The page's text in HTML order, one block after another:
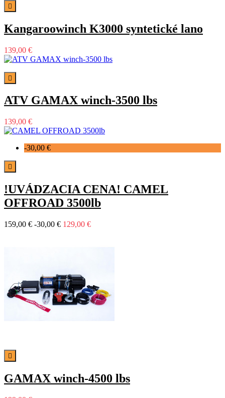

Kangaroowinch K3000 syntetické lano
139,00 €

ATV GAMAX winch-3500 lbs
139,00 €
-30,00 €

!UVÁDZACIA CENA! CAMEL
OFFROAD 3500lb
159,00 € -30,00 € 129,00 €

GAMAX winch-4500 lbs